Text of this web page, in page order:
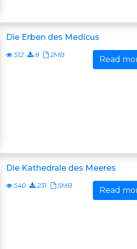
Die Erben des Medicus
512 8 2MB Read
Die Kathedrale des Meeres
540 231 5MB Read